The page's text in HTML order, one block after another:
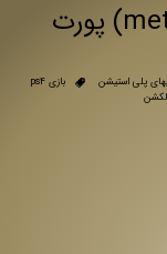
سرباز کوچولو کالکشن (metal slug) پورت
پلی استیشن
بازی ps4